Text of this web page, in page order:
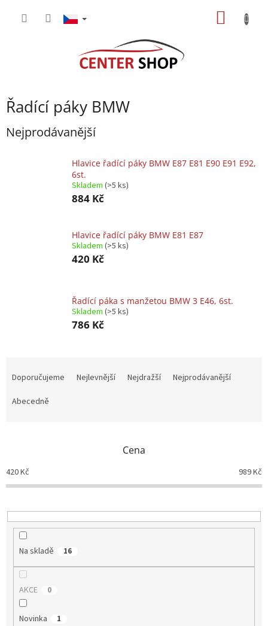
Řadící páky BMW
Nejprodávanější
Hlavice řadící páky BMW E87 E81 E90 E91 E92,
6st.
Skladem (>5 ks)
884 Kč
Hlavice řadící páky BMW E81 E87
Skladem (>5 ks)
420 Kč
Řadící páka s manžetou BMW 3 E46, 6st.
Skladem (>5 ks)
786 Kč
o
d
k
t
Doporučujeme Nejlevnější Nejdražší
Nejprodávanější
Abecedně
Cena
420Kč 989Kč
Na skladě 16
AKCE 0
Novinka 1